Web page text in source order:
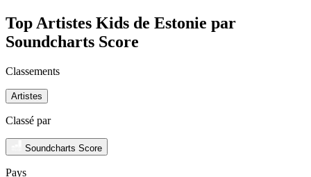
Top Artistes Kids de Estonie par
Soundcharts Score
Classements
Artistes
Classé par
Soundcharts Score
Pays